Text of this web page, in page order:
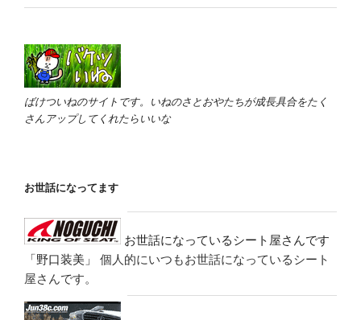
ばけついねのサイトです。いねのさとおやたちが成長具合をたく
さんアップしてくれたらいいな
お世話になってます
お世話になっているシート屋さんです
「野口装美」
個人的にいつもお世話になっているシート
屋さんです。